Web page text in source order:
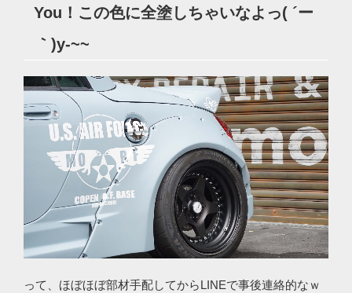
You！この色に全塗しちゃいなよっ( ´ー
｀)y-~~
って、ほぼほぼ部材手配してからLINEで事後連絡的なｗ